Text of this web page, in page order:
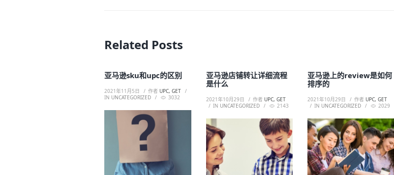
Related Posts
亚马逊sku和upc的区别
2021年11月5日 作者 UPC, GET
IN UNCATEGORIZED 3032
亚马逊店铺转让详细流程
是什么
2021年10月29日 作者 UPC, GET
IN UNCATEGORIZED 2143
亚马逊上的review是如何
排序的
2021年10月29日 作者 UPC, GET
IN UNCATEGORIZED 2029